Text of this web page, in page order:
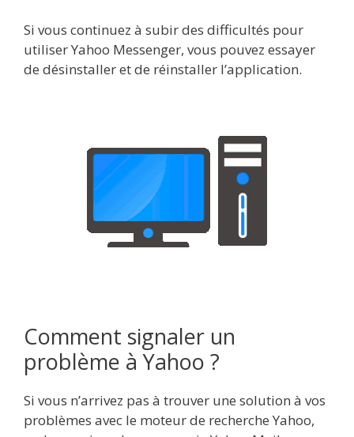
Si vous continuez à subir des difficultés pour
utiliser Yahoo Messenger, vous pouvez essayer
de désinstaller et de réinstaller l’application.
Comment signaler un
problème à Yahoo ?
Si vous n’arrivez pas à trouver une solution à vos
problèmes avec le moteur de recherche Yahoo,